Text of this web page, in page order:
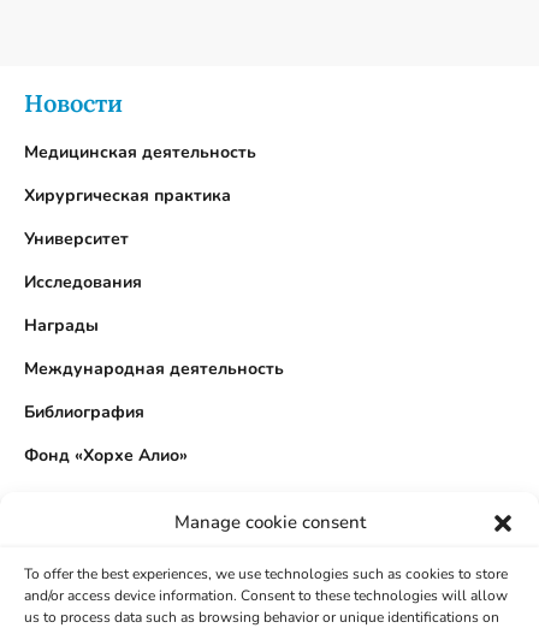
Manage cookie consent
To offer the best experiences, we use technologies such as cookies to store
and/or access device information. Consent to these technologies will allow
us to process data such as browsing behavior or unique identifications on
Новости​
Медицинская деятельность
Хирургическая практика
Университет
Исследования
Награды
Международная деятельность
Библиография
Фонд «Хорхе Алио»
РЕЗЮМЕ/ БИОГРАФИЯ